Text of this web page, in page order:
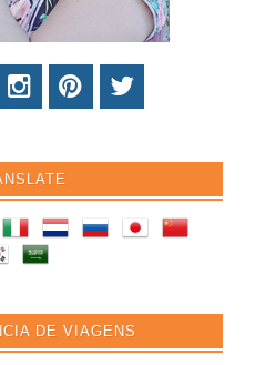
DE VIAGENS